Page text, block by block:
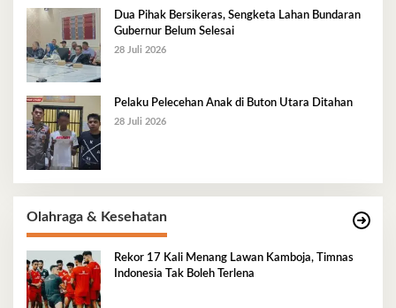
Dua Pihak Bersikeras, Sengketa Lahan Bundaran
Gubernur Belum Selesai
28 Juli 2026
Pelaku Pelecehan Anak di Buton Utara Ditahan
28 Juli 2026
Olahraga & Kesehatan
Rekor 17 Kali Menang Lawan Kamboja, Timnas
Indonesia Tak Boleh Terlena